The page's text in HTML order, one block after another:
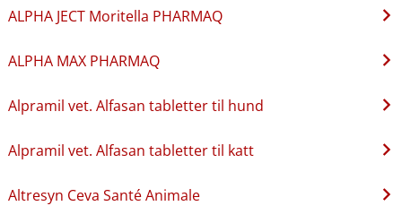
ALPHA JECT Moritella PHARMAQ
ALPHA MAX PHARMAQ
Alpramil vet. Alfasan tabletter til hund
Alpramil vet. Alfasan tabletter til katt
Altresyn Ceva Santé Animale